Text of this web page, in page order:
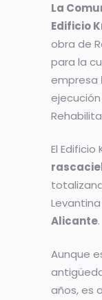
La
Edificio
obra de
para la
empresa
El Edificio
Levantina
Alicante.
Aunque
años, es